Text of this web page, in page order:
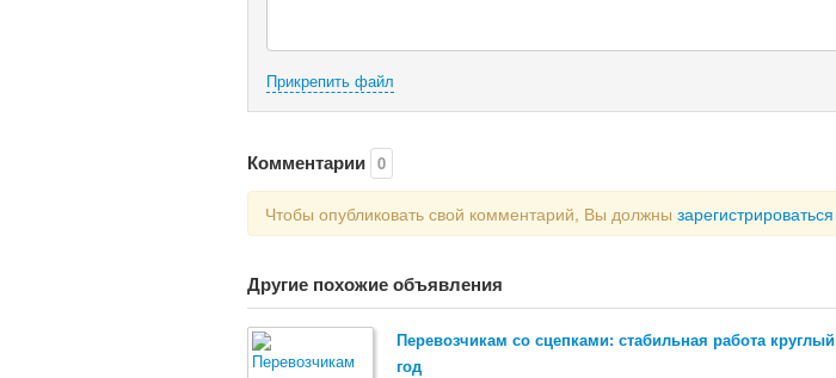
Прикрепить файл
Комментарии 0
Чтобы опубликовать свой комментарий, Вы должны зарегистрироваться
Другие похожие объявления
Перевозчикам со сцепками: стабильная работа круглый
год